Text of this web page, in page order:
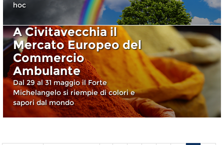
hoc
A Civitavecchia il
Mercato Europeo del
Commercio
Ambulante
Dal 29 al 31 maggio il Forte
Michelangelo si riempie di colori e
sapori dal mondo